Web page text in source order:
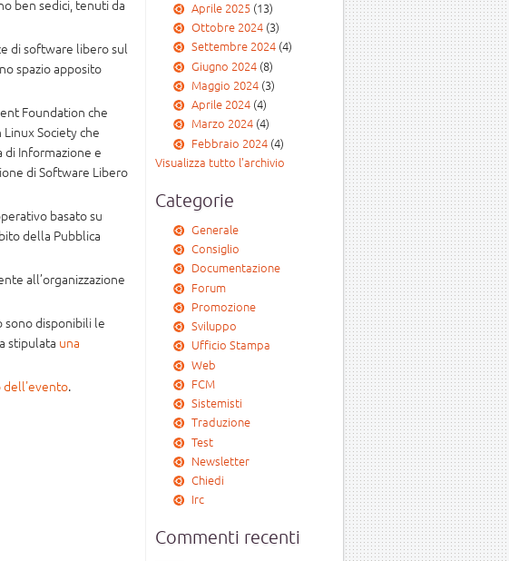
Aprile 2025(13)
Ottobre 2024(3)
Settembre 2024(4)
Giugno 2024(8)
Maggio 2024(3)
Aprile 2024(4)
Marzo 2024(4)
Febbraio 2024(4)
Visualizza tutto l'archivio
Categorie
Generale
Consiglio
Documentazione
Forum
Promozione
Sviluppo
Ufficio Stampa
Web
FCM
Sistemisti
Traduzione
Test
Newsletter
Chiedi
Irc
Commenti recenti
ben sedici, tenuti da
di software libero sul
spazio apposito
Foundation che
Society che
di Informazione e
di Software Libero
basato su
della Pubblica
all’organizzazione
sono disponibili le
stipulata una
dell'evento.